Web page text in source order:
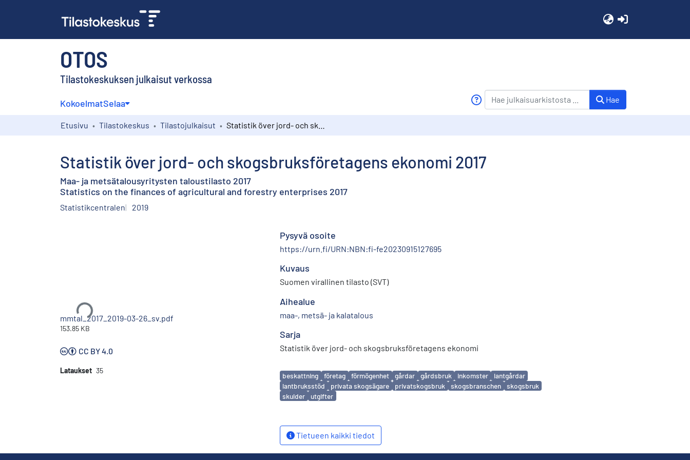
OTOS
Tilastokeskuksen julkaisut verkossa
KokoelmatSelaa Hae
Etusivu Tilastokeskus Tilastojulkaisut
Statistik över jord- och skogsbruksföretagens ekonomi 2017
Maa- ja metsätalousyritysten taloustilasto 2017
Statistics on the finances of agricultural and forestry enterprises 2017
Statistikcentralen 2019
Ladataan...
mmtal_2017_2019-03-26_sv.pdf
153.85 KB
CC BY 4.0
Lataukset 35
Pysyvä osoite
https://urn.fi/URN:NBN:fi-fe20230915127695
Kuvaus
Suomen virallinen tilasto (SVT)
Aihealue
maa-, metsä- ja kalatalous
Sarja
Statistik över jord- och skogsbruksföretagens ekonomi
Avainsanat
beskattning företag förmögenhet gårdar gårdsbruk inkomster
lantgårdar
lantbruksstöd
privata skogsägare privatskogsbruk skogsbranschen
skogsbruk
skulder
utgifter
Tietueen kaikki tiedot